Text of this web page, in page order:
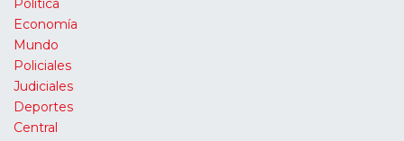
Política
Economía
Mundo
Policiales
Judiciales
Deportes
Central